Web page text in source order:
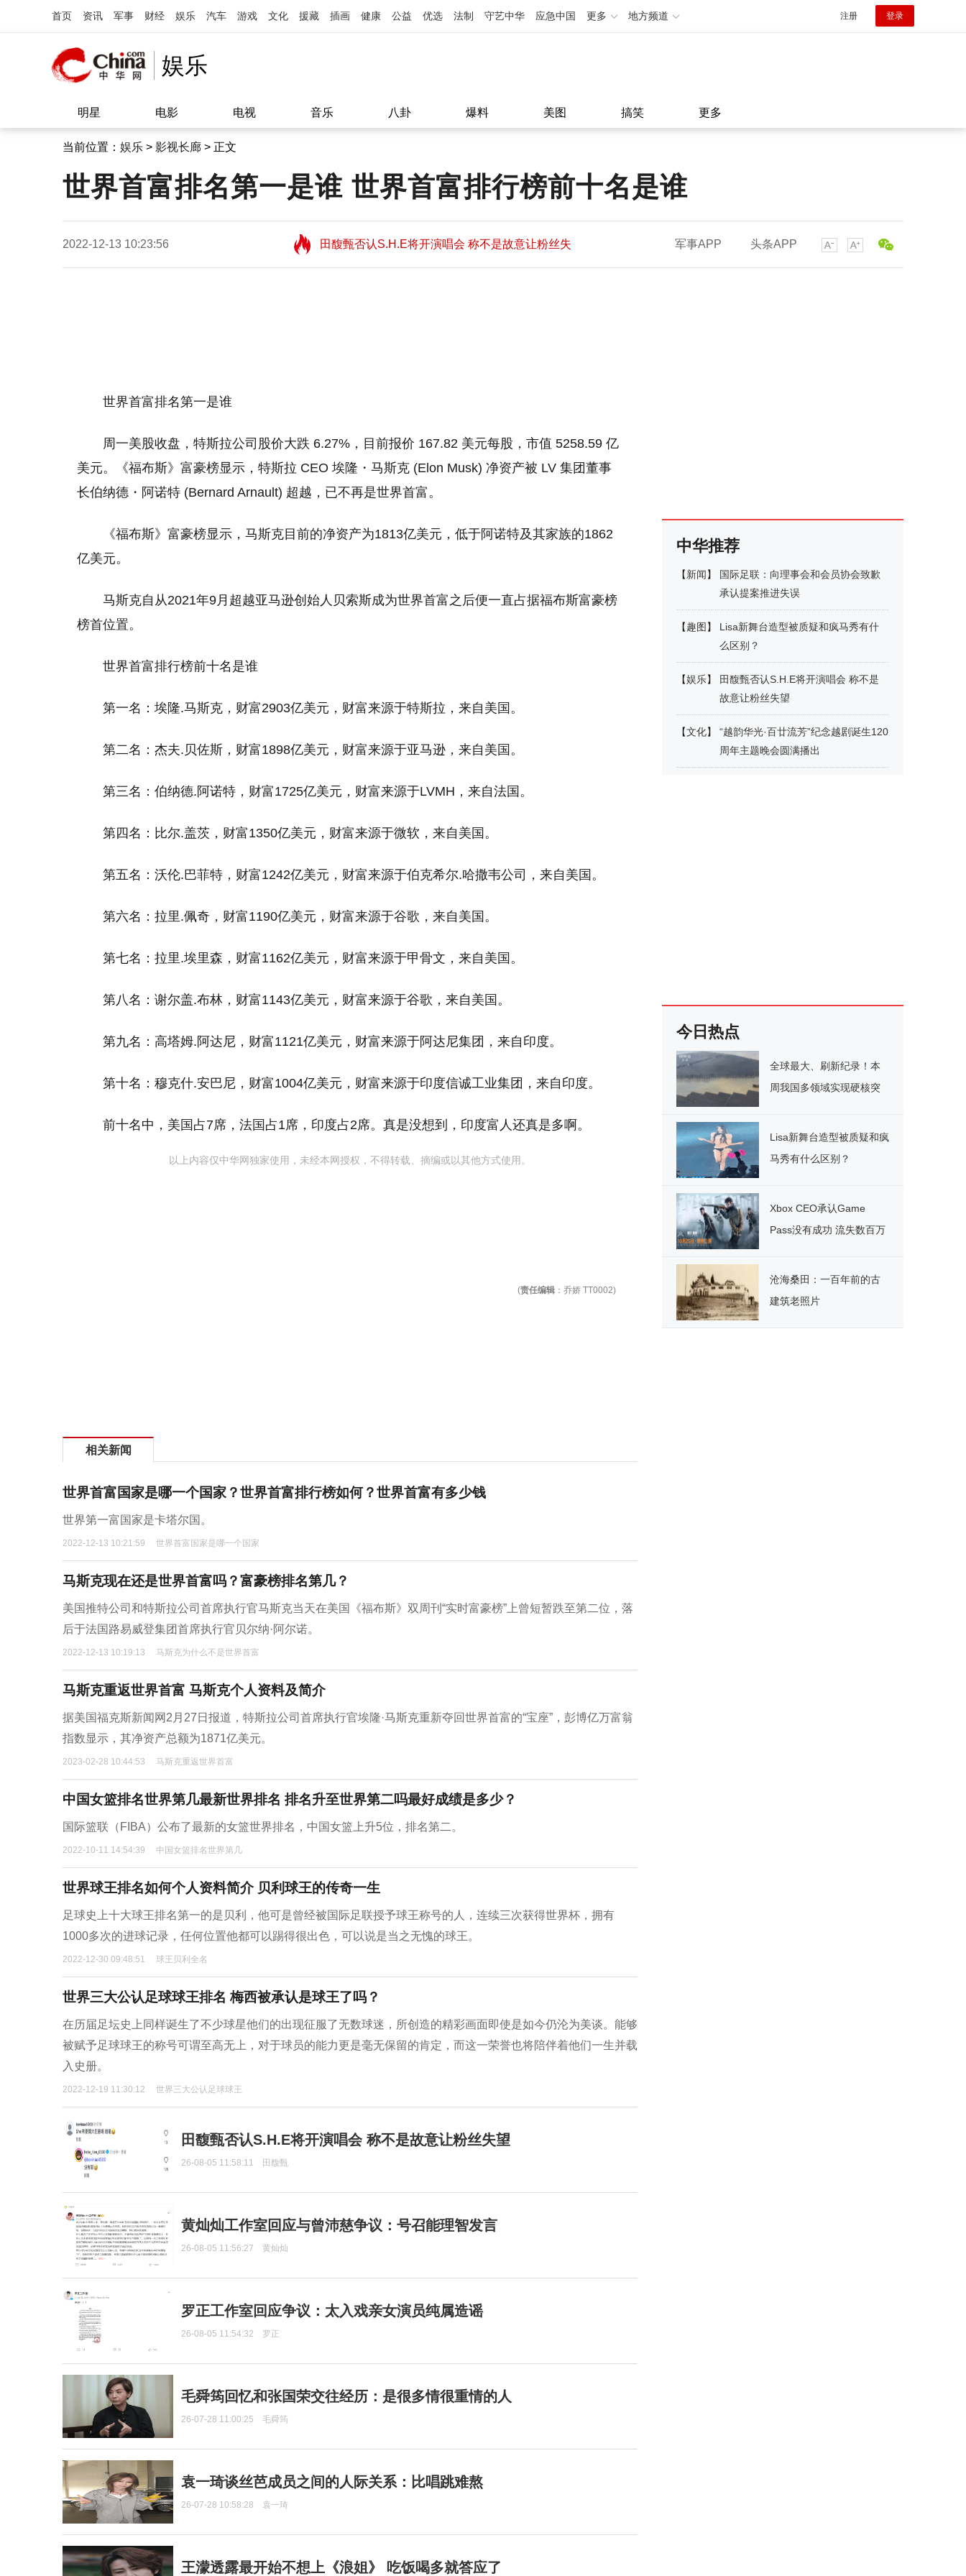
首页 资讯 军事 财经 娱乐 汽车 游戏 文化 援藏 插画 健康 公益 优选 法制 守艺中华 应急中国 更多 地方频道 注册 登录
娱乐
明星 电影 电视 音乐 八卦 爆料 美图 搞笑 更多
当前位置： 娱乐 > 影视长廊 > 正文
世界首富排名第一是谁 世界首富排行榜前十名是谁
2022-12-13 10:23:56
田馥甄否认S.H.E将开演唱会 称不是故意让粉丝失
望11:08
田馥甄否认S.H.E将开演唱会 称不是故意让粉丝失
军事APP 头条APP
世界首富排名第一是谁
周一美股收盘，特斯拉公司股价大跌 6.27%，目前报价 167.82 美元每股，市值 5258.59 亿
美元。《福布斯》富豪榜显示，特斯拉 CEO 埃隆・马斯克 (Elon Musk) 净资产被 LV 集团董事
长伯纳德・阿诺特 (Bernard Arnault) 超越，已不再是世界首富。
《福布斯》富豪榜显示，马斯克目前的净资产为1813亿美元，低于阿诺特及其家族的1862
亿美元。
马斯克自从2021年9月超越亚马逊创始人贝索斯成为世界首富之后便一直占据福布斯富豪榜
榜首位置。
世界首富排行榜前十名是谁
第一名：埃隆.马斯克，财富2903亿美元，财富来源于特斯拉，来自美国。
第二名：杰夫.贝佐斯，财富1898亿美元，财富来源于亚马逊，来自美国。
第三名：伯纳德.阿诺特，财富1725亿美元，财富来源于LVMH，来自法国。
第四名：比尔.盖茨，财富1350亿美元，财富来源于微软，来自美国。
第五名：沃伦.巴菲特，财富1242亿美元，财富来源于伯克希尔.哈撒韦公司，来自美国。
第六名：拉里.佩奇，财富1190亿美元，财富来源于谷歌，来自美国。
第七名：拉里.埃里森，财富1162亿美元，财富来源于甲骨文，来自美国。
第八名：谢尔盖.布林，财富1143亿美元，财富来源于谷歌，来自美国。
第九名：高塔姆.阿达尼，财富1121亿美元，财富来源于阿达尼集团，来自印度。
第十名：穆克什.安巴尼，财富1004亿美元，财富来源于印度信诚工业集团，来自印度。
前十名中，美国占7席，法国占1席，印度占2席。真是没想到，印度富人还真是多啊。
以上内容仅中华网独家使用，未经本网授权，不得转载、摘编或以其他方式使用。
(责任编辑 ：乔娇 TT0002)
相关新闻
世界首富国家是哪一个国家？世界首富排行榜如何？世界首富有多少钱
世界第一富国家是卡塔尔国。
2022-12-13 10:21:59 世界首富国家是哪一个国家
马斯克现在还是世界首富吗？富豪榜排名第几？
美国推特公司和特斯拉公司首席执行官马斯克当天在美国《福布斯》双周刊“实时富豪榜”上曾短暂跌至第二位，落
后于法国路易威登集团首席执行官贝尔纳·阿尔诺。
2022-12-13 10:19:13 马斯克为什么不是世界首富
马斯克重返世界首富 马斯克个人资料及简介
据美国福克斯新闻网2月27日报道，特斯拉公司首席执行官埃隆·马斯克重新夺回世界首富的“宝座”，彭博亿万富翁
指数显示，其净资产总额为1871亿美元。
2023-02-28 10:44:53 马斯克重返世界首富
中国女篮排名世界第几最新世界排名 排名升至世界第二吗最好成绩是多少？
国际篮联（FIBA）公布了最新的女篮世界排名，中国女篮上升5位，排名第二。
2022-10-11 14:54:39 中国女篮排名世界第几
世界球王排名如何个人资料简介 贝利球王的传奇一生
足球史上十大球王排名第一的是贝利，他可是曾经被国际足联授予球王称号的人，连续三次获得世界杯，拥有
1000多次的进球记录，任何位置他都可以踢得很出色，可以说是当之无愧的球王。
2022-12-30 09:48:51 球王贝利全名
世界三大公认足球球王排名 梅西被承认是球王了吗？
在历届足坛史上同样诞生了不少球星他们的出现征服了无数球迷，所创造的精彩画面即使是如今仍沦为美谈。能够
被赋予足球球王的称号可谓至高无上，对于球员的能力更是毫无保留的肯定，而这一荣誉也将陪伴着他们一生并载
入史册。
2022-12-19 11:30:12 世界三大公认足球球王
田馥甄否认S.H.E将开演唱会 称不是故意让粉丝失望
26-08-05 11:58:11 田馥甄
黄灿灿工作室回应与曾沛慈争议：号召能理智发言
26-08-05 11:56:27 黄灿灿
罗正工作室回应争议：太入戏亲女演员纯属造谣
26-08-05 11:54:32 罗正
毛舜筠回忆和张国荣交往经历：是很多情很重情的人
26-07-28 11:00:25 毛舜筠
袁一琦谈丝芭成员之间的人际关系：比唱跳难熬
26-07-28 10:58:28 袁一琦
王濛透露最开始不想上《浪姐》 吃饭喝多就答应了
中华推荐
【新闻】
国际足联：向理事会和会员协会致歉
承认提案推进失误
【趣图 】
Lisa新舞台造型被质疑和疯马秀有什
么区别？
【娱乐】
田馥甄否认S.H.E将开演唱会 称不是
故意让粉丝失望
【文化】
“越韵华光·百廿流芳”纪念越剧诞生120
周年主题晚会圆满播出
今日热点
全球最大、刷新纪录！本
周我国多领域实现硬核突
Lisa新舞台造型被质疑和疯
马秀有什么区别？
Xbox CEO承认Game
Pass没有成功 流失数百万
沧海桑田：一百年前的古
建筑老照片